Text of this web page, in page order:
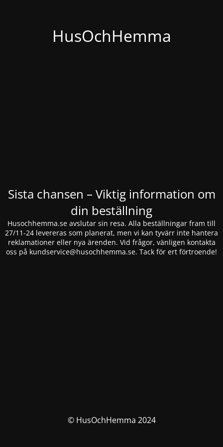
HusOchHemma
Sista chansen – Viktig information om
din beställning
Husochhemma.se avslutar sin resa. Alla beställningar fram till
27/11-24 levereras som planerat, men vi kan tyvärr inte hantera
reklamationer eller nya ärenden. Vid frågor, vänligen kontakta
oss på kundservice@husochhemma.se. Tack för ert förtroende!
© HusOchHemma 2024